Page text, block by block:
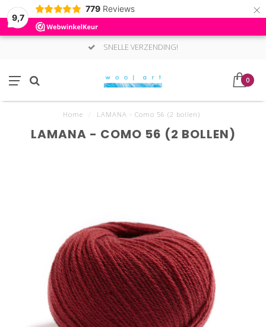
9,7
779 Reviews ×
SNELLE VERZENDING!
0
Home LAMANA - Como 56 (2 bollen)
LAMANA - COMO 56 (2 BOLLEN)